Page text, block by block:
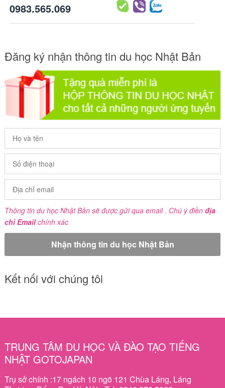
0983.565.069
Đăng ký nhận thông tin du học Nhật Bản
Thông tin du học Nhật Bản sẽ được gửi qua email . Chú ý điền địa
chỉ Emailchính xác
Kết nối với chúng tôi
TRUNG TÂM DU HỌC VÀ ĐÀO TẠO TIẾNG
NHẬT GOTOJAPAN
Trụ sở chính :17 ngách 10 ngõ 121 Chùa Láng, Láng